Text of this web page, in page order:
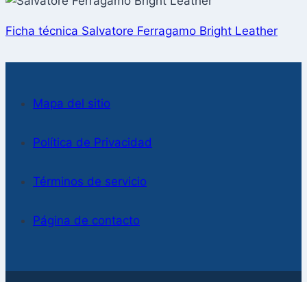
Ficha técnica Salvatore Ferragamo Bright Leather
Mapa del sitio
Política de Privacidad
Términos de servicio
Página de contacto